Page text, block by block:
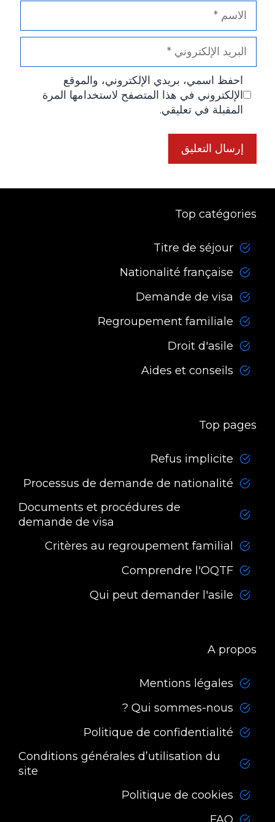
الاسم
البريد
الإلكتروني
احفظ اسمي، بريدي الإلكتروني، والموقع
الإلكتروني في هذا المتصفح لاستخدامها المرة
المقبلة في تعليقي.
Top catégories
Titre de séjour
Nationalité française
Demande de visa
Regroupement familiale
Droit d'asile
Aides et conseils
Top pages
Refus implicite
Processus de demande de nationalité
Documents et procédures de
demande de visa
Critères au regroupement familial
Comprendre l'OQTF
Qui peut demander l'asile
A propos
Mentions légales
Qui sommes-nous ?
Politique de confidentialité
Conditions générales d’utilisation du
site
Politique de cookies